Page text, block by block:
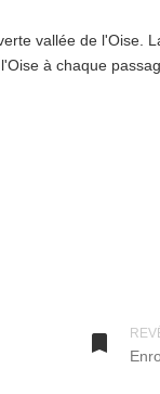
vallée de l'Oise.
à chaque
à St-Jacques de
